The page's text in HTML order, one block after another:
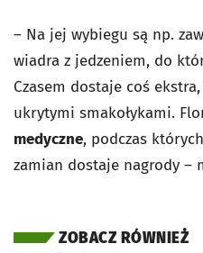
– Na jej wybiegu są np.
wiadra z jedzeniem, do
Czasem dostaje coś
ukrytymi smakołykami.
medyczne, podczas
zamian dostaje nagrody –
ZOBACZ RÓWNIEŻ